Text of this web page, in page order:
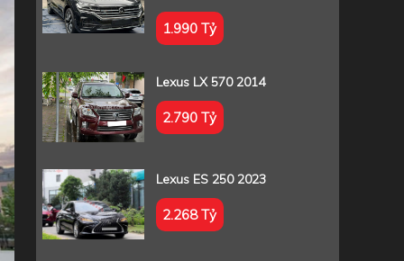
1.990 Tỷ
Lexus LX 570 2014
2.790 Tỷ
Lexus ES 250 2023
2.268 Tỷ